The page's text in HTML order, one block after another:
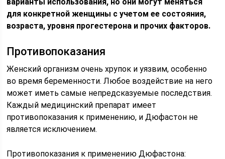
для конкретной женщины с учетом ее состояния,
возраста, уровня прогестерона и прочих факторов.
Противопоказания
Женский организм очень хрупок и уязвим, особенно
во время беременности. Любое воздействие на него
может иметь самые непредсказуемые последствия.
Каждый медицинский препарат имеет
противопоказания к применению, и Дюфастон не
является исключением.
Противопоказания к применению Дюфастона: